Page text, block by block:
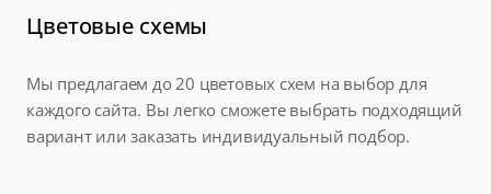
Цветовые схемы
Мы предлагаем до 20 цветовых схем на выбор для
каждого сайта. Вы легко сможете выбрать подходящий
вариант или заказать индивидуальный подбор.